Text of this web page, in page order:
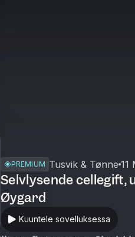
PREMIUM Tusvik & Tønne 11
Selvlysende cellegift,
Øygard
Kuuntele sovelluksessa